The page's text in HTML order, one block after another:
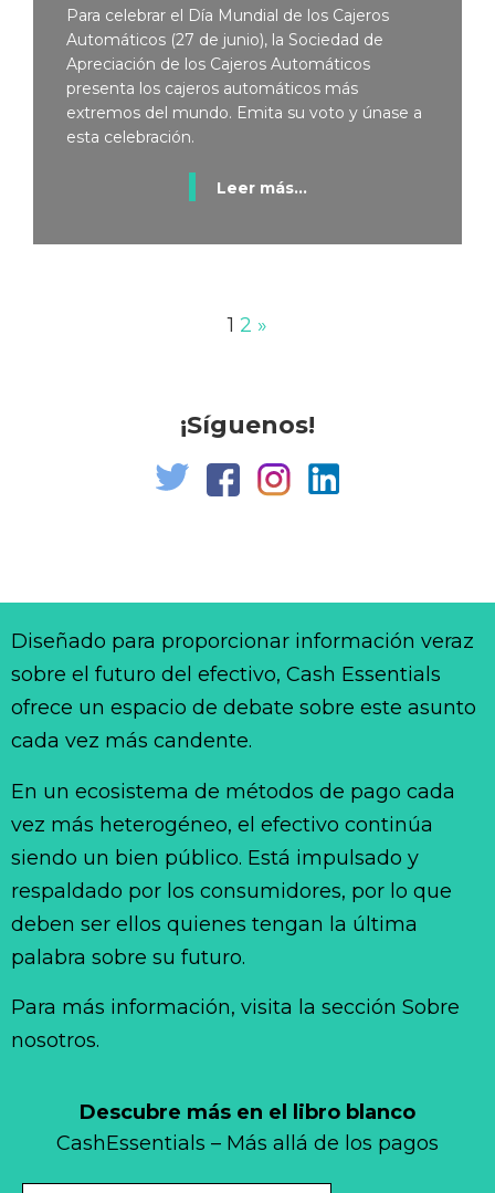
Para celebrar el Día Mundial de los Cajeros
Automáticos (27 de junio), la Sociedad de
Apreciación de los Cajeros Automáticos
presenta los cajeros automáticos más
extremos del mundo. Emita su voto y únase a
esta celebración.
Leer más...
1 2 »
¡Síguenos!
Descubre más en el libro blanco
CashEssentials – Más allá de los pagos
Diseñado para proporcionar información veraz
sobre el futuro del efectivo, Cash Essentials
ofrece un espacio de debate sobre este asunto
cada vez más candente.
En un ecosistema de métodos de pago cada
vez más heterogéneo, el efectivo continúa
siendo un bien público. Está impulsado y
respaldado por los consumidores, por lo que
deben ser ellos quienes tengan la última
palabra sobre su futuro.
Para más información, visita la sección Sobre
nosotros.